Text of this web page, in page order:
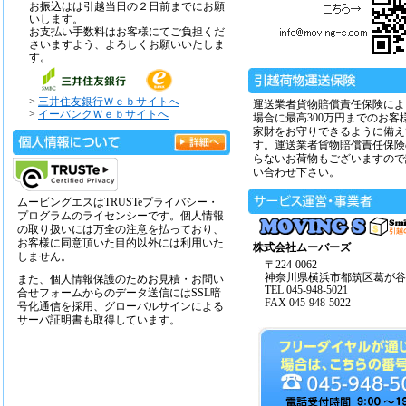
お振込はは引越当日の２日前までにお願
いします。
お支払い手数料はお客様にてご負担くだ
さいますよう、よろしくお願いいたしま
す。
> 三井住友銀行Ｗｅｂサイトへ
> イーバンクＷｅｂサイトへ
ムービングエスはTRUSTeプライバシー・
プログラムのライセンシーです。個人情報
の取り扱いには万全の注意を払っており、
お客様に同意頂いた目的以外には利用いた
しません。
また、個人情報保護のためお見積・お問い
合せフォームからのデータ送信にはSSL暗
号化通信を採用、グローバルサインによる
サーバ証明書も取得しています。
運送業者貨物賠償責任保険に
場合に最高300万円までのお客
家財をお守りできるように備
す。運送業者貨物賠償責任保
らないお荷物もございますの
い合わせ下さい。
株式会社ムーバーズ
〒224-0062
神奈川県横浜市都筑区葛が
TEL 045-948-5021
FAX 045-948-5022